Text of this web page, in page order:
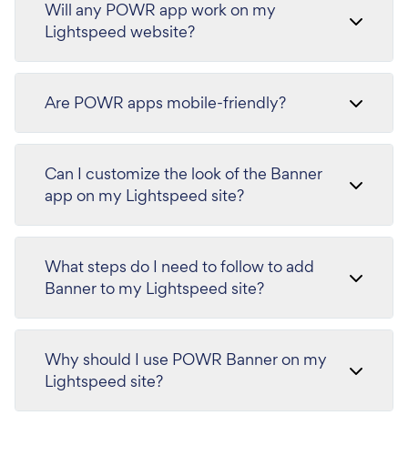
Will any POWR app work on my
Lightspeed website?
Are POWR apps mobile-friendly?
Can I customize the look of the Banner
app on my Lightspeed site?
What steps do I need to follow to add
Banner to my Lightspeed site?
Why should I use POWR Banner on my
Lightspeed site?